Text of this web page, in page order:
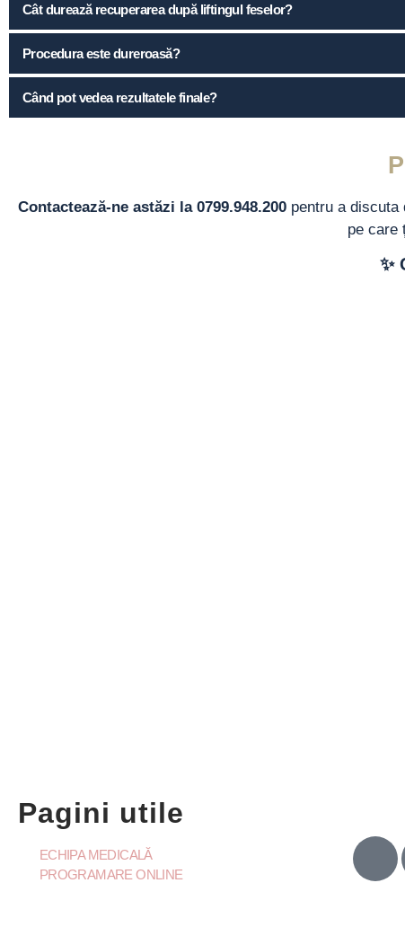
Cât durează recuperarea după liftingul feselor?
Procedura este dureroasă?
Când pot vedea rezultatele finale?
Contactează-ne astăzi la 0799.948.200 pentru a discuta
pe care
✨
Pagini utile
ECHIPA MEDICALĂ
PROGRAMARE ONLINE